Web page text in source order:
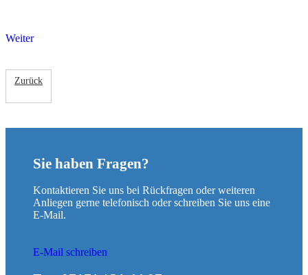
Weiter
Zurück
Sie haben Fragen?
Kontaktieren Sie uns bei Rückfragen oder weiteren
Anliegen gerne telefonisch oder schreiben Sie uns eine
E-Mail.
E-Mail schreiben